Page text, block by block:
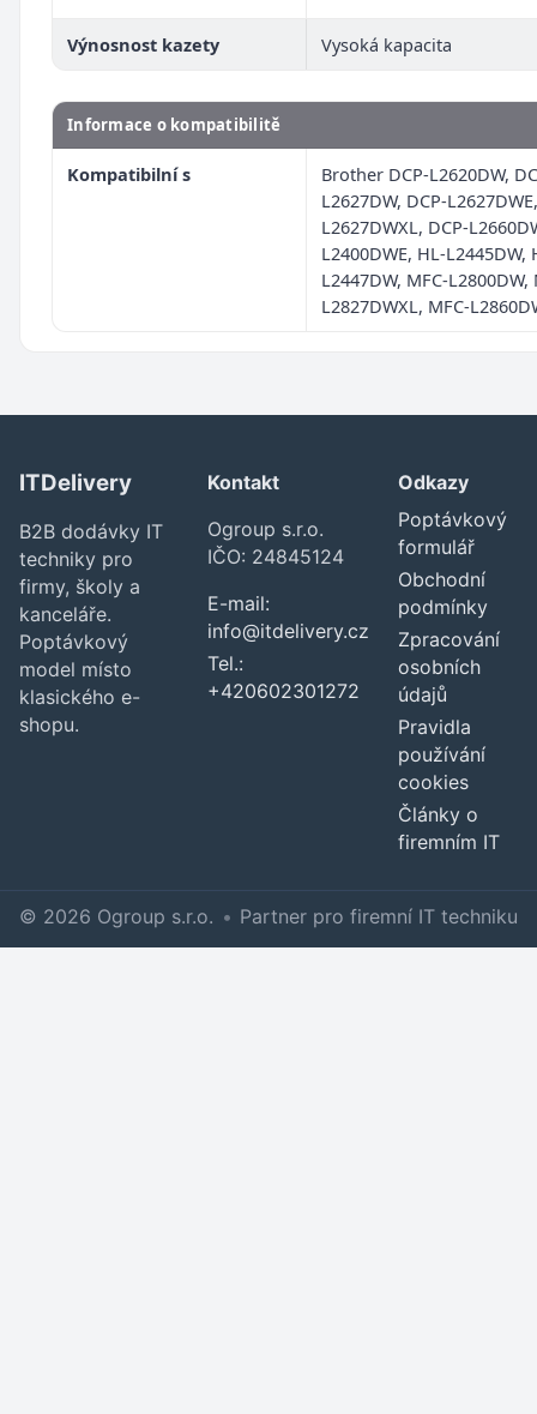
Výnosnost kazety Vysoká kapacita
Informace o kompatibilitě
Kompatibilní s
Brother DCP-L2620DW,
L2627DW, DCP-
L2627DWXL, DCP-
L2400DWE, HL-L2445DW,
L2447DW, MFC-L2800DW,
L2827DWXL, MFC-
ITDelivery
B2B dodávky IT
techniky pro
firmy, školy a
kanceláře.
Poptávkový
model místo
klasického e-
shopu.
Kontakt
Ogroup s.r.o.
IČO: 24845124
E-mail:
info@itdelivery.cz
Tel.:
+420602301272
Odkazy
Poptávkový
formulář
Obchodní
podmínky
Zpracování
osobních
údajů
Pravidla
používání
cookies
Články o
firemním IT
© 2026 Ogroup s.r.o. • Partner pro firemní IT techniku